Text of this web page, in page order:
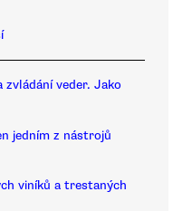
veder. Jako
jedním z nástrojů
viníků a trestaných